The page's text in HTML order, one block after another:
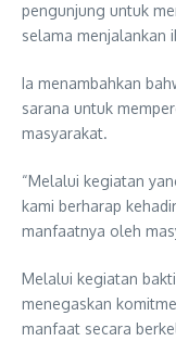
pengunjung untuk
selama menjalankan
Ia menambahkan
sarana untuk
masyarakat.
“Melalui kegiatan
kami berharap
manfaatnya oleh
Melalui kegiatan
menegaskan
manfaat secara